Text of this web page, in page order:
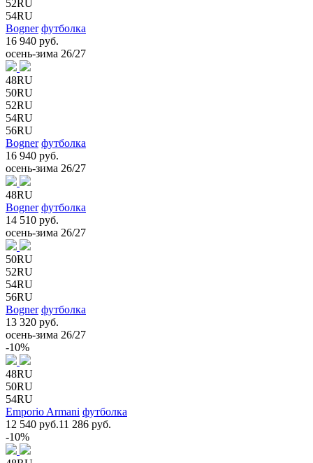
52RU
54RU
Bogner футболка
16 940 руб.
осень-зима 26/27
48RU
50RU
52RU
54RU
56RU
Bogner футболка
16 940 руб.
осень-зима 26/27
48RU
Bogner футболка
14 510 руб.
осень-зима 26/27
50RU
52RU
54RU
56RU
Bogner футболка
13 320 руб.
осень-зима 26/27
-10%
48RU
50RU
54RU
Emporio Armani футболка
12 540 руб.11 286 руб.
-10%